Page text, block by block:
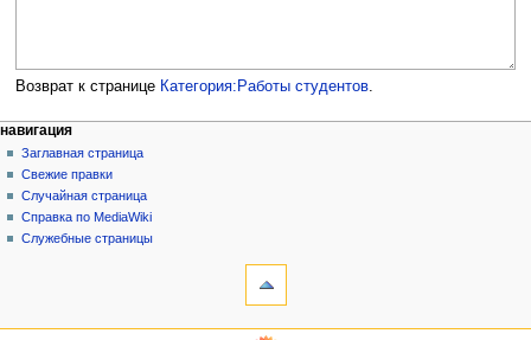
Возврат к странице Категория:Работы студентов.
Н
а
в
и
действия на странице
категория
обсуждение
читать
просмотр
кода
персональные инструменты
создать
учётную
запись
войти
навигация
Заглавная страница
Свежие правки
Случайная страница
Справка по MediaWiki
Служебные страницы
навигация